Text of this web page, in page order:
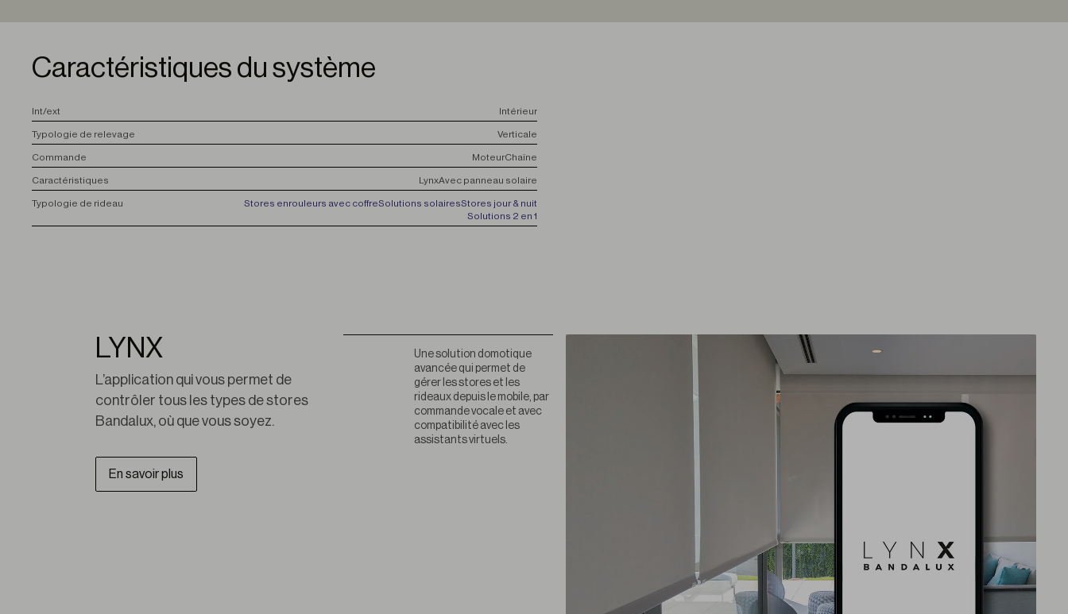
Caractéristiques du système
Int/ext Intérieur
Typologie de relevage Verticale
Commande MoteurChaîne
Caractéristiques LynxAvec panneau solaire
Typologie de rideau Stores enrouleurs avec coffreSolutions solairesStores jour & nuit
Solutions 2 en 1
Une solution domotique
avancée qui permet de
gérer les stores et les
rideaux depuis le mobile, par
commande vocale et avec
compatibilité avec les
assistants virtuels.
LYNX
L’application qui vous permet de
contrôler tous les types de stores
Bandalux, où que vous soyez.
En savoir plus